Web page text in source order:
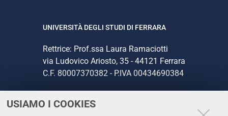
USIAMO I COOKIES
UNIVERSITÀ DEGLI STUDI DI FERRARA
Rettrice: Prof.ssa Laura Ramaciotti
via Ludovico Ariosto, 35 - 44121 Ferrara
C.F. 80007370382 - P.IVA 00434690384
CONTATTI